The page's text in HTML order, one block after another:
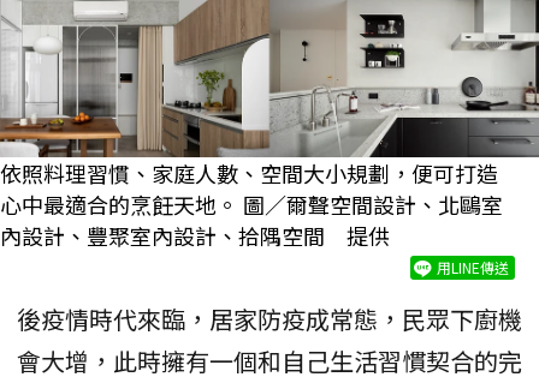
依照料理習慣、家庭人數、空間大小規劃，便可打造
心中最適合的烹飪天地。 圖／爾聲空間設計、北鷗室
內設計、豐聚室內設計、拾隅空間 提供
用LINE傳送
後疫情時代來臨，居家防疫成常態，民眾下廚機
會大增，此時擁有一個和自己生活習慣契合的完